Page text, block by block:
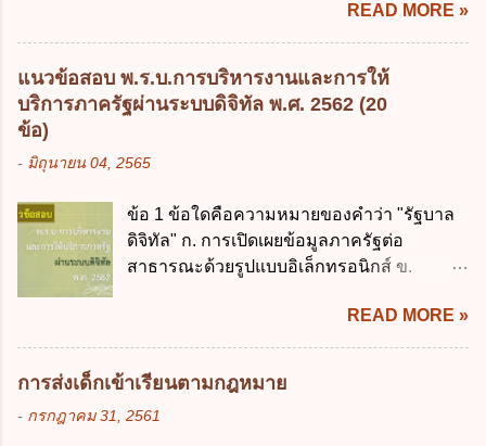
ประมาณ พ.ศ. 2561 2. นายกรัฐมนตรีเป็นผู้
รักษาการตามพระราช บัญญัติวิธีการงบ
ประมาณ พ.ศ. 2561 3. รัฐมนตรีว่าการ
กระทรวงการคลัง เป็นผู้รักษาการตามพระ
โปร่งใสและตรวจสอบได้ ข้อ 4. พระราช
บัญญัติวิธีการงบประมาณ พ.ศ. 2561 บัญญัติ
ให้การบริหา...
เศรษฐกิจ ค. หลักการพัฒนาทางเศรษฐกิจ
อย่างยั่งยืน ง. หลักความเป็นธรรมในสังคม ข้อ
2 สัดส่วนหนี้สาธารณะต่อผลิตภัณฑ์มวลรวม
ในประเทศเพื่อใช้เป็นกรอบในการบริหารหนี้
สาธารณะเป็นไปตามข้อใด ก. ไม่เกินร้อยละ 5
เกินร้อยละ 60 ข้อ 3 กฎหมายว่าด้วยวินัยการ
กฎหมายที่ให้จัดเก็บภาษีอากรหรือค่า
ธรรมเนียมเพิ่มขึ้นจากที่กำหนดไว้ในกฎหมาย
เพื่อการนำไปใช้จ่ายตามวัตถุประสงค์หรือเพื่อ
ข้อใด ก. เป็นไปตามความต้องการของชุมชน
ข. เพื่อป็นรายได้ขององค์กรปกครองส่วนท้อง
ถิ่น ค. มีเหตุจำเป็นหรือเหตุฉุกเฉินที่มิอาจหลีก
READ MORE »
แนวข้อสอบ พ.ร.บ.การบริหารงานและการให้
บริการภาครัฐผ่านระบบดิจิทัล พ.ศ. 2562 (20
ข้อ)
- มิถุนายน 04, 2565
ข้อ 1 ข้อใดคือความหมายของคำว่า "รัฐบาล
ดิจิทัล" ก. การเปิดเผยข้อมูลภาครัฐต่อ
สาธารณะด้วยรูปแบบอิเล็กทรอนิกส์ ข.
การบริหารงาน การให้บริการ การบูรณาการ
ข้อมูลภาครัฐ ค. วิธีการนำสัญลักษณ์ศูนย์และ
หนึ่ง เพื่อใช้สร้างระบบต่าง ๆ ง. สำนักงาน
พัฒนารัฐบาลดิจิทัล (องค์การมหาชน) ข้อ 2
การบริหารงานภาครัฐและการจัดทำบริการ
READ MORE »
การส่งเด็กเข้าเรียนตามกฎหมาย
- กรกฎาคม 31, 2561